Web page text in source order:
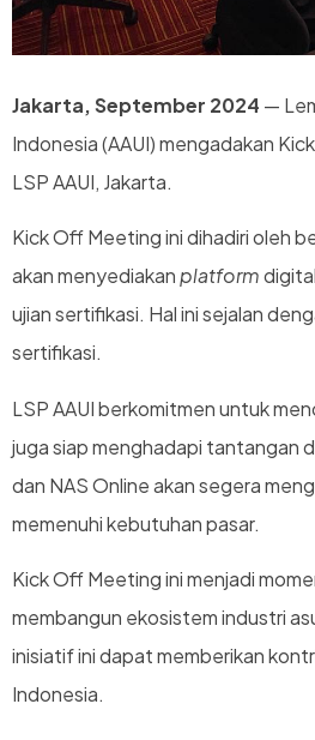
Jakarta, September 2024 —
Indonesia (AAUI) mengadakan
LSP AAUI, Jakarta.
Kick Off Meeting ini dihadiri oleh
akan menyediakanplatform
ujian sertifikasi. Hal ini sejalan
sertifikasi.
LSP AAUI berkomitmen untuk
juga siap menghadapi tantangan
dan NAS Online akan segera
memenuhi kebutuhan pasar.
Kick Off Meeting ini menjadi
membangun ekosistem industri
inisiatif ini dapat memberikan
Indonesia.